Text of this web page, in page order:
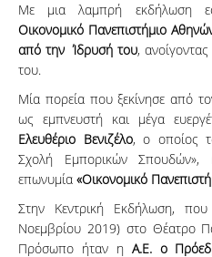
Με μια λαμπρή εκδήλωση
Οικονομικό Πανεπιστήμιο
από την Ίδρυσή του,
του.
Μία πορεία που ξεκίνησε από
ως εμπνευστή και μέγα
Ελευθέριο Βενιζέλο, ο οποίος
Σχολή Εμπορικών
επωνυμία «Οικονομικό
Στην Κεντρική Εκδήλωση,
Νοεμβρίου 2019) στο Θέατρο
Πρόσωπο ήταν η Α.Ε. ο